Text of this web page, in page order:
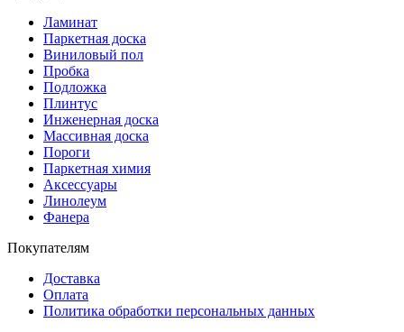
Ламинат
Паркетная доска
Виниловый пол
Пробка
Подложка
Плинтус
Инженерная доска
Массивная доска
Пороги
Паркетная химия
Аксессуары
Линолеум
Фанера
Покупателям
Доставка
Оплата
Политика обработки персональных данных